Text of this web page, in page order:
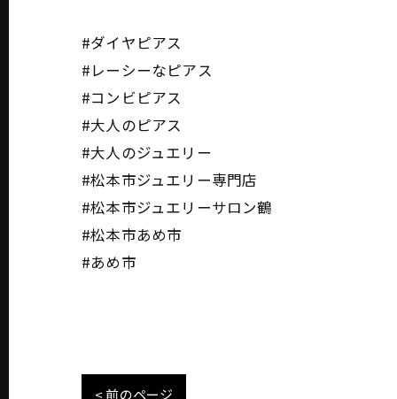
#ダイヤピアス
#レーシーなピアス
#コンビピアス
#大人のピアス
#大人のジュエリー
#松本市ジュエリー専門店
#松本市ジュエリーサロン鶴
#松本市あめ市
#あめ市
< 前のページ